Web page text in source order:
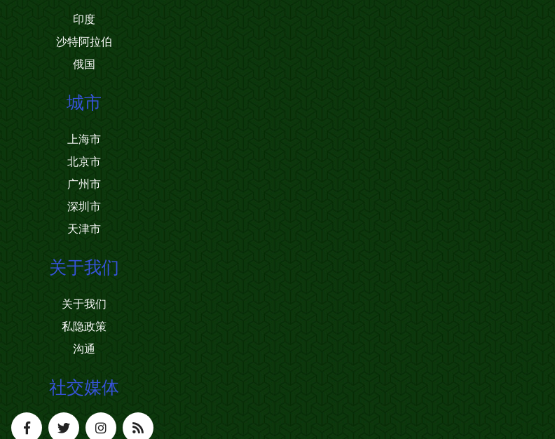
印度
沙特阿拉伯
俄国
城市
上海市
北京市
广州市
深圳市
天津市
关于我们
关于我们
私隐政策
沟通
社交媒体